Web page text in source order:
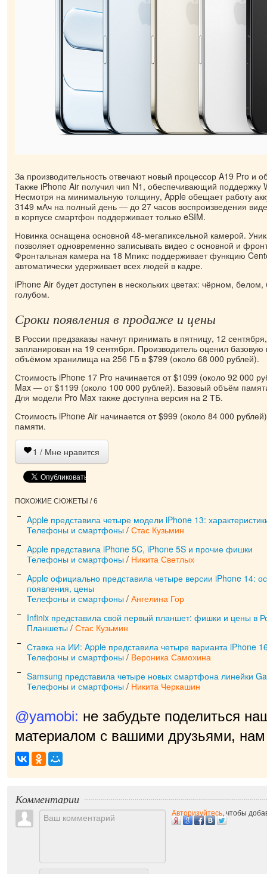
​За производительность отвечают новый процессор A19 Pro и
Также iPhone Air получил чип N1, обеспечивающий поддержку
Несмотря на минимальную толщину, Apple обещает работу
3149 мАч на полный день — до 27 часов воспроизведения
в корпусе смартфон поддерживает только eSIM.
​Новинка оснащена основной 48-мегапиксельной камерой.
позволяет одновременно записывать видео с основной и
Фронтальная камера на 18 Мпикс поддерживает функцию
автоматически удерживает всех людей в кадре.
​​iPhone Air будет доступен в нескольких цветах: чёрном,
голубом.
​Сроки появления в продаже и цены​
В России предзаказы начнут принимать в пятницу, 12
запланирован на 19 сентября. Производитель оценил
объёмом хранилища на 256 ГБ в $799 (около 68 000 рублей).
Стоимость iPhone 17 Pro начинается от $1099 (около 92 000
Max — от $1199 (около 100 000 рублей). Базовый объём
Для модели Pro Max также доступна версия на 2 ТБ.
Стоимость iPhone Air начинается от $999 (около 84 000
памяти.
1 / Мне нравится
ПОХОЖИЕ СЮЖЕТЫ / 6
Apple представила четыре модели iPhone 13:
Телефоны и смартфоны / Стас Кузьмин
Apple представила iPhone 5C, iPhone 5S и прочие фишки
Телефоны и смартфоны / Никита Светлых
Apple официально представила четыре версии iPhone 14:
появления, цены
Телефоны и смартфоны / Ангелина Гор
Infinix представила свой первый планшет: фишки и цены в
Планшеты / Стас Кузьмин
Ставка на ИИ: Apple представила четыре варианта iPhone
Телефоны и смартфоны / Вероника Самохина
Samsung представила четыре новых смартфона линейки
Телефоны и смартфоны / Никита Черкашин
@yamobi: не забудьте поделиться
материалом с вашими друзьями, нам
приятно!
Комментарии